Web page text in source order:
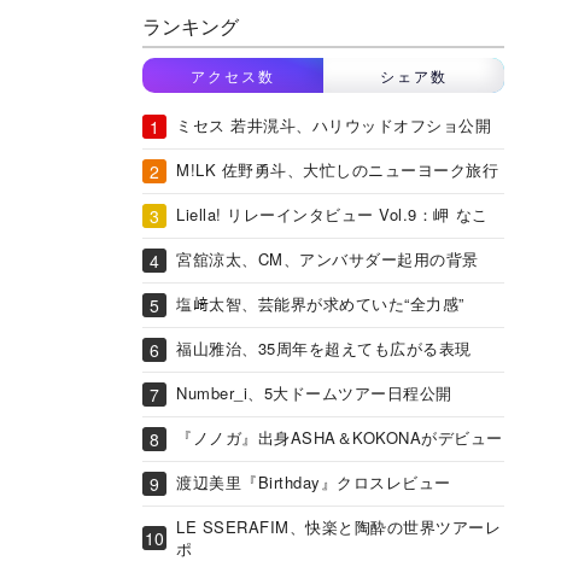
ランキング
アクセス数 シェア数
ミセス 若井滉斗、ハリウッドオフショ公開
M!LK 佐野勇斗、大忙しのニューヨーク旅行
Liella! リレーインタビュー Vol.9：岬 なこ
宮舘涼太、CM、アンバサダー起用の背景
塩﨑太智、芸能界が求めていた“全力感”
福山雅治、35周年を超えても広がる表現
Number_i、5大ドームツアー日程公開
『ノノガ』出身ASHA＆KOKONAがデビュー
渡辺美里『Birthday』クロスレビュー
LE SSERAFIM、快楽と陶酔の世界ツアーレ
ポ